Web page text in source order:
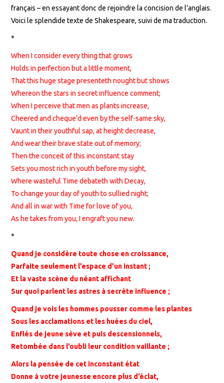
français – en essayant donc de rejoindre la concision de l’anglais.
Voici le splendide texte de Shakespeare, suivi de ma traduction.
*
When I consider every thing that grows
Holds in perfection but a little moment,
That this huge stage presenteth nought but shows
Whereon the stars in secret influence comment;
When I perceive that men as plants increase,
Cheered and cheque’d even by the self-same sky,
Vaunt in their youthful sap, at height decrease,
And wear their brave state out of memory;
Then the conceit of this inconstant stay
Sets you most rich in youth before my sight,
Where wasteful Time debateth with Decay,
To change your day of youth to sullied night;
And all in war with Time for love of you,
As he takes from you, I engraft you new.
*
Quand je considère toute chose en croissance,
Parfaite seulement l’espace d’un instant ;
Et la vaste scène du néant affichant
Sur quoi parlent les astres à secrète influence ;
Quand je vois les hommes pousser comme les plantes
Sous les acclamations et les huées du ciel,
Enflés de jeune sève et puis descensionnels,
Retombée dans l’oubli leur condition vaillante ;
Alors la pensée de cet inconstant état
Donne à votre jeunesse encore plus d’éclat,